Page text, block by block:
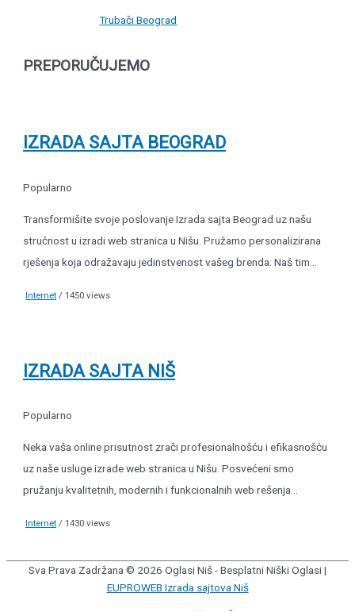
Trubači Beograd
PREPORUČUJEMO
IZRADA SAJTA BEOGRAD
Popularno
Transformišite svoje poslovanje Izrada sajta Beograd uz našu
stručnost u izradi web stranica u Nišu. Pružamo personalizirana
rješenja koja odražavaju jedinstvenost vašeg brenda. Naš tim...
Internet / 1450 views
IZRADA SAJTA NIŠ
Popularno
Neka vaša online prisutnost zrači profesionalnošću i efikasnošću
uz naše usluge izrade web stranica u Nišu. Posvećeni smo
pružanju kvalitetnih, modernih i funkcionalnih web rešenja...
Internet / 1430 views
Sva Prava Zadržana © 2026 Oglasi Niš - Besplatni Niški Oglasi|
EUPROWEB Izrada sajtova Niš